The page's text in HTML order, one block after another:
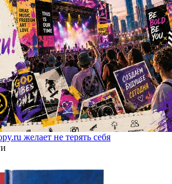
желает не терять себя